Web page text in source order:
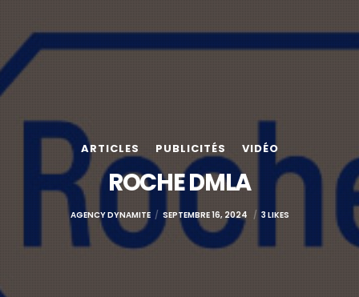
ARTICLES PUBLICITÉS VIDÉO
ROCHE DMLA
AGENCY DYNAMITE SEPTEMBRE 16, 2024 3 LIKES